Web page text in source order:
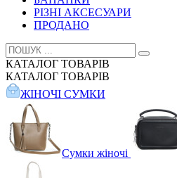
РІЗНІ АКСЕСУАРИ
ПРОДАНО
КАТАЛОГ ТОВАРІВ
КАТАЛОГ ТОВАРІВ
ЖІНОЧІ СУМКИ
Сумки жіночі